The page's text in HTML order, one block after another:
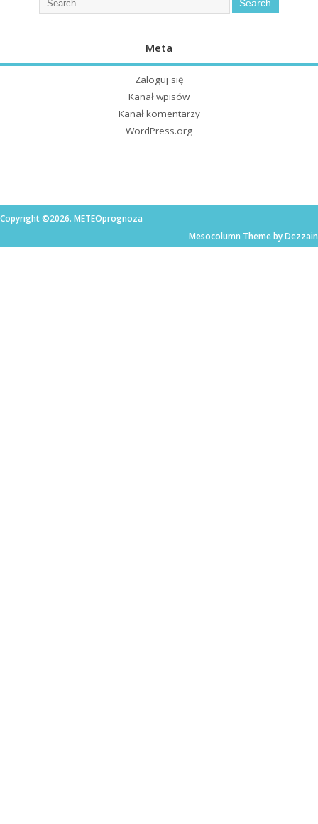
Meta
Zaloguj się
Kanał wpisów
Kanał komentarzy
WordPress.org
Copyright ©2026. METEOprognoza
Mesocolumn Theme by Dezzain